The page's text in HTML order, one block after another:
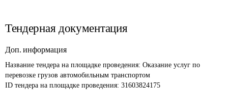
Тендерная документация
Доп. информация
Название тендера на площадке проведения: Оказание услуг по
перевозке грузов автомобильным транспортом
ID тендера на площадке проведения: 31603824175